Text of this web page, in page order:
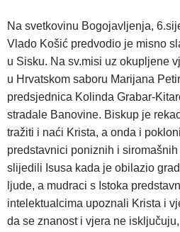
Na svetkovinu Bogojavljenja,
Vlado Košić predvodio je misno
u Sisku. Na sv.misi uz okupljene
u Hrvatskom saboru Marijana
predsjednica Kolinda Grabar-
stradale Banovine. Biskup je
tražiti i naći Krista, a onda i
predstavnici poniznih i
slijedili Isusa kada je obilazio
ljude, a mudraci s Istoka
intelektualcima upoznali Krista i
da se znanost i vjera ne